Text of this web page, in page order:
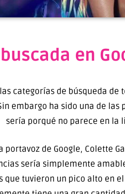
en
categorías de búsqueda
embargo ha sido una de las
sería porqué no parece en la
portavoz de Google, Colette
sería simplemente
que tuvieron un pico alto